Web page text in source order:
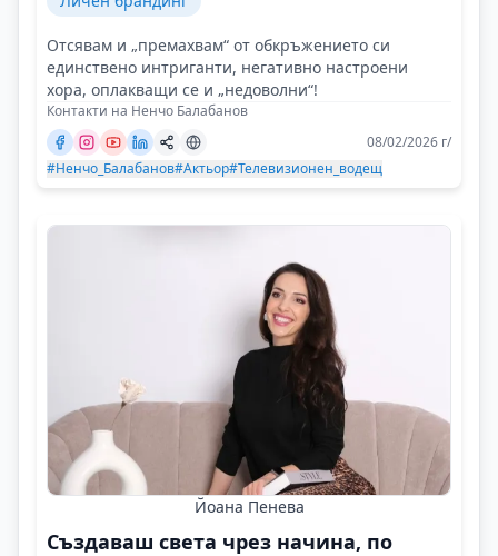
Отсявам и „премахвам“ от обкръжението си
единствено интриганти, негативно настроени
хора, оплакващи се и „недоволни“!
Контакти на Ненчо Балабанов
08/02/2026 г/
#Ненчо_Балабанов#Актьор#Телевизионен_водещ
Йоана Пенева
Създаваш света чрез начина, по